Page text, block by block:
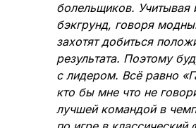
болельщиков. Учитывая
бэкгрунд, говоря
захотят добиться
результата. Поэтому
с лидером. Всё равно
кто бы мне что не
лучшей командой в